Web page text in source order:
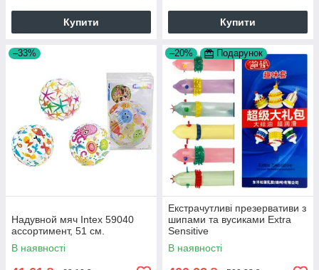
Купити Купити
–33%
Надувной мяч Intex 59040
ассортимент, 51 см.
В наявності
–20% Подарунок
Екстрачутливі презервативи з
шипами та вусиками Extra
Sensitive
В наявності